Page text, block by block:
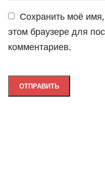
Сохранить моё
этом браузере для
комментариев.